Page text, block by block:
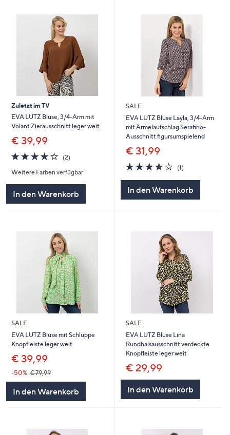
Zuletzt im TV
EVA LUTZ Bluse, 3/4-Arm mit
Volant Zierausschnitt leger weit
€ 39,99
4.0
von
5
(2)2
Weitere Farben verfügbar
In den Warenkorb
SALE
EVA LUTZ Bluse Layla, 3/4-Arm
mit Ärmelaufschlag Serafino-
Ausschnitt figursumspielend
€ 31,99
4.0
von
(1)1
In den Warenkorb
SALE
EVA LUTZ Bluse mit Schluppe
Knopfleiste leger weit
€ 39,99
-50% € 79,99
In den Warenkorb
SALE
EVA LUTZ Bluse Lina
Rundhalsausschnitt verdeckte
Knopfleiste leger weit
€ 29,99
In den Warenkorb